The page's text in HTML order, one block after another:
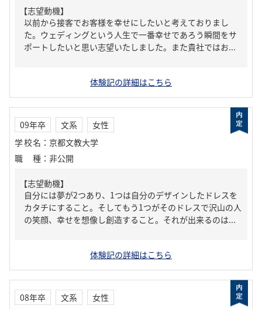
【志望動機】
以前から接客でお客様を幸せにしたいと考えておりまし
た。ウェディングという人生で一番幸せであろう瞬間をサ
ポートしたいと思い志望いたしました。また貴社ではお...
体験記の詳細はこちら
09年卒 文系
女性
学校名 ： 京都文教大学
職種 ： 非公開
【志望動機】
自分には夢が2つあり、1つは自分のデザインしたドレスを
カタチにすること。そしてもう1つがそのドレスで沢山の人
の笑顔、幸せを想像し創造すること。それが出来るのは...
体験記の詳細はこちら
08年卒 文系
女性